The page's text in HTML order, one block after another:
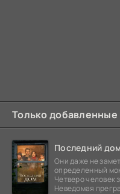
Только добавленные
Последний
Они даже не
определенный
Четверо человек
Неведомая